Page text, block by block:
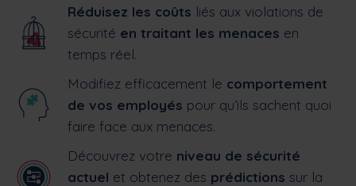
Réduisez les coûts liés aux violations de
sécurité en traitant les menaces en
temps réel.
Modifiez efficacement le comportement
de vos employés pour qu’ils sachent quoi
faire face aux menaces.
Découvrez votre niveau de sécurité
actuel et obtenez des prédictions sur la